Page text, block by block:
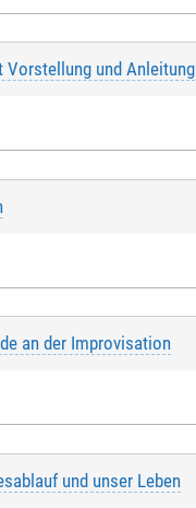
Vorstellung und Anleitung
an der Improvisation
und unser Leben